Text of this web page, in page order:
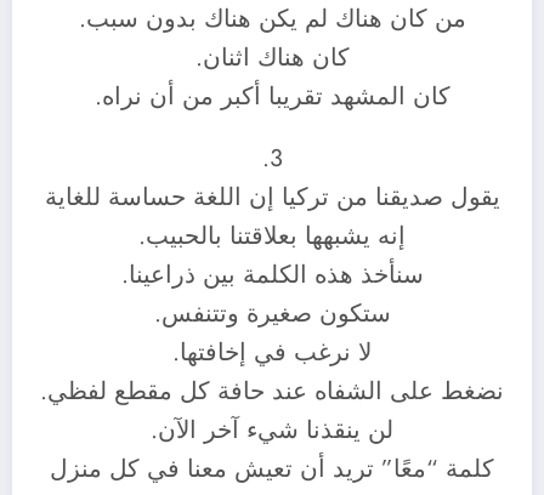
من كان هناك لم يكن هناك بدون سبب.
كان هناك اثنان.
كان المشهد تقريبا أكبر من أن نراه.
3.
يقول صديقنا من تركيا إن اللغة حساسة للغاية
إنه يشبهها بعلاقتنا بالحبيب.
سنأخذ هذه الكلمة بين ذراعينا.
ستكون صغيرة وتتنفس.
لا نرغب في إخافتها.
نضغط على الشفاه عند حافة كل مقطع لفظي.
لن ينقذنا شيء آخر الآن.
كلمة “معًا” تريد أن تعيش معنا في كل منزل